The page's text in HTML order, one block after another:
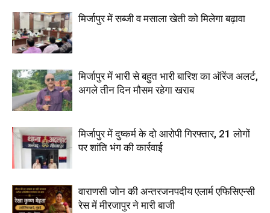
मिर्जापुर में सब्जी व मसाला खेती को मिलेगा बढ़ावा
मिर्जापुर में भारी से बहुत भारी बारिश का ऑरेंज अलर्ट,
अगले तीन दिन मौसम रहेगा खराब
मिर्जापुर में दुष्कर्म के दो आरोपी गिरफ्तार, 21 लोगों
पर शांति भंग की कार्रवाई
वाराणसी जोन की अन्तरजनपदीय एलार्म एफिसिएन्सी
रेस में मीरजापुर ने मारी बाजी